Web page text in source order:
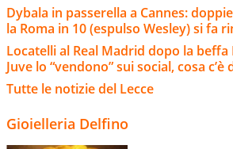
Dybala in passerella a Cannes:
la Roma in 10 (espulso Wesley) si fa
Locatelli al Real Madrid dopo la
Juve lo “vendono” sui social, cosa c’è
Tutte le notizie del Lecce
Gioielleria Delfino